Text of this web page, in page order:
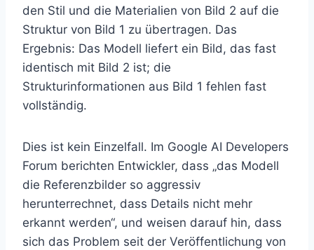
den Stil und die Materialien von Bild 2 auf die
Struktur von Bild 1 zu übertragen. Das
Ergebnis: Das Modell liefert ein Bild, das fast
identisch mit Bild 2 ist; die
Strukturinformationen aus Bild 1 fehlen fast
vollständig.
Dies ist kein Einzelfall. Im Google AI Developers
Forum berichten Entwickler, dass „das Modell
die Referenzbilder so aggressiv
herunterrechnet, dass Details nicht mehr
erkannt werden“, und weisen darauf hin, dass
sich das Problem seit der Veröffentlichung von